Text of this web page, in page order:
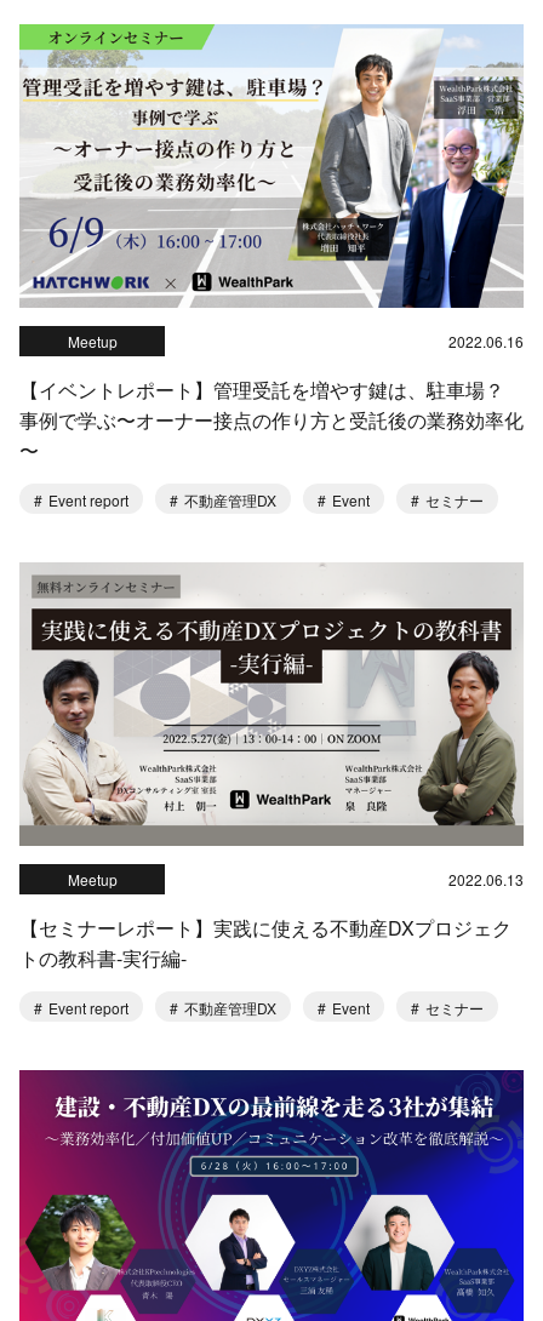
Meetup 2022.06.16
【イベントレポート】管理受託を増やす鍵は、駐車場？
事例で学ぶ〜オーナー接点の作り方と受託後の業務効率化
〜
Event report 不動産管理DX Event セミナー
Meetup 2022.06.13
【セミナーレポート】実践に使える不動産DXプロジェク
トの教科書-実行編-
Event report 不動産管理DX Event セミナー